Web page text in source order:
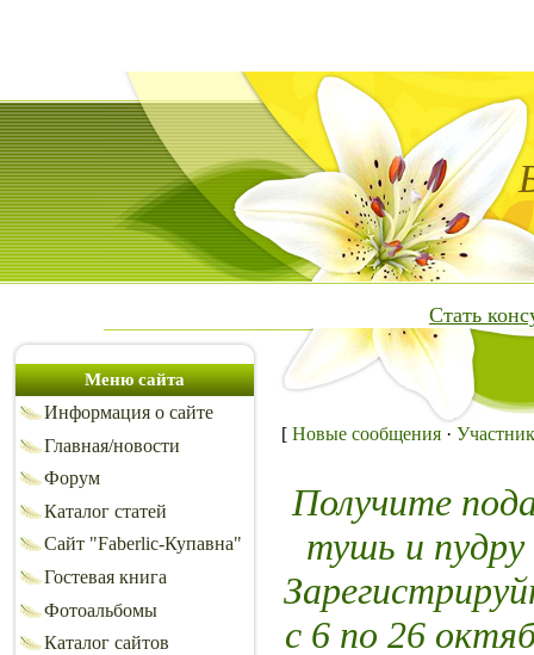
Стать
Меню сайта
Информация о сайте
Главная/новости
Форум
Каталог статей
Сайт "Faberlic-Купавна"
Гостевая книга
Фотоальбомы
Каталог сайтов
[ Новые сообщения ·
Получите
тушь и
с 6 по 26